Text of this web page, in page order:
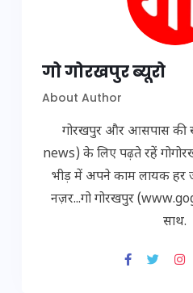
गो गोरखपुर ब्यूरो
About Author
गोरखपुर और आसपास की
news) के लिए पढ़ते रहें
भीड़ में अपने काम लायक हर
नज़र...गो गोरखपुर
साथ.